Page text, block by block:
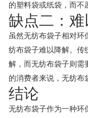
的塑料袋或纸袋，而不
缺点二：
虽然无纺布袋子相对环
纺布袋子难以降解。传
解，而无纺布袋子则需
的消费者来说，无纺布
结论
无纺布袋子作为一种环